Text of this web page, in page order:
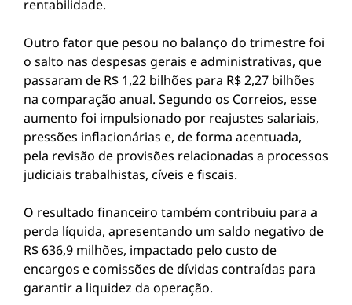
rentabilidade.
Outro fator que pesou no balanço do trimestre foi
o salto nas despesas gerais e administrativas, que
passaram de R$ 1,22 bilhões para R$ 2,27 bilhões
na comparação anual. Segundo os Correios, esse
aumento foi impulsionado por reajustes salariais,
pressões inflacionárias e, de forma acentuada,
pela revisão de provisões relacionadas a processos
judiciais trabalhistas, cíveis e fiscais.
O resultado financeiro também contribuiu para a
perda líquida, apresentando um saldo negativo de
R$ 636,9 milhões, impactado pelo custo de
encargos e comissões de dívidas contraídas para
garantir a liquidez da operação.